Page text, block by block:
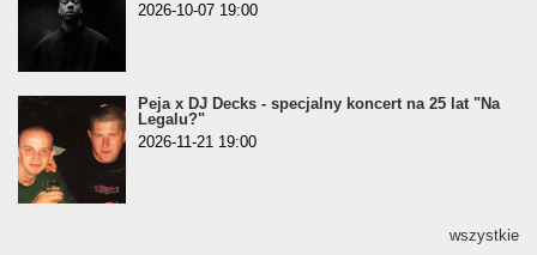
2026-10-07 19:00
Peja x DJ Decks - specjalny koncert na 25 lat "Na
Legalu?"
2026-11-21 19:00
wszystkie